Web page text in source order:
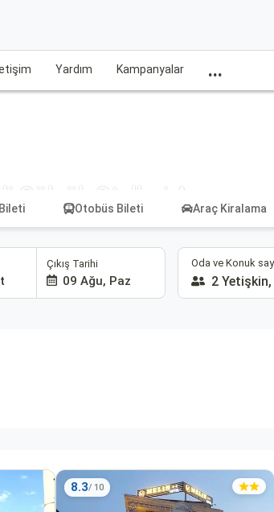
Yardım Kampanyalar ...
Gölcük Otelleri Ara
Otobüs Bileti Araç Kiralama
Çıkış Tarihi
09 Ağu, Paz
Oda ve Konuk
2 Yetişkin,
8.3